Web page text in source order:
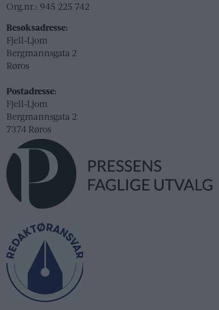
Org.nr.: 945 225 742
Besøksadresse:
Fjell-Ljom
Bergmannsgata 2
Røros
Postadresse:
Fjell-Ljom
Bergmannsgata 2
7374 Røros